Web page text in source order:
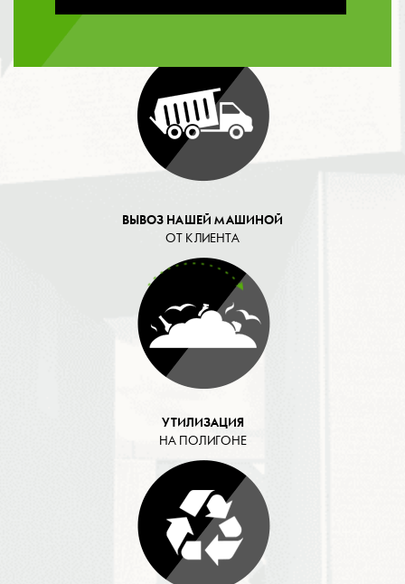
ВЫВОЗ НАШЕЙ МАШИНОЙ
ОТ КЛИЕНТА
УТИЛИЗАЦИЯ
НА ПОЛИГОНЕ